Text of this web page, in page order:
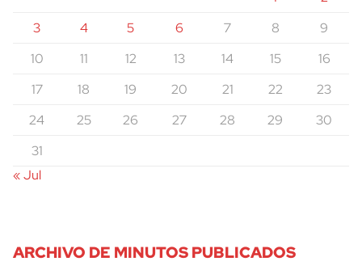
3
4 5 6 7 8
9
10
11 12 13 14 15
16
17
18 19 20 21 22
23
24
25 26 27 28 29
30
31
« Jul
ARCHIVO DE MINUTOS PUBLICADOS